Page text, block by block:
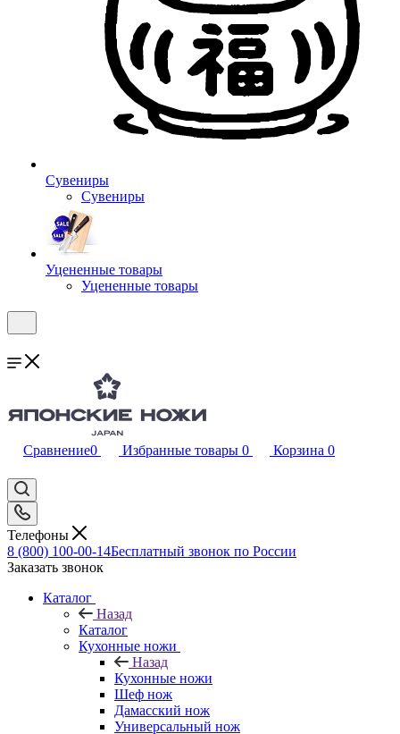
Сувениры
Сувениры
Уцененные товары
Уцененные товары
Сравнение0 Избранные товары 0 Корзина 0
Телефоны
8 (800) 100-00-14Бесплатный звонок по России
Заказать звонок
Каталог
Назад
Каталог
Кухонные ножи
Назад
Кухонные ножи
Шеф нож
Дамасский нож
Универсальный нож